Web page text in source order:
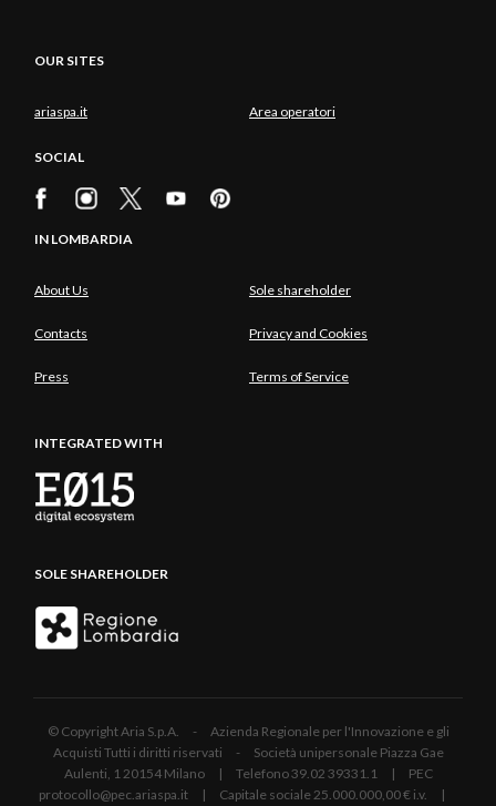
OUR SITES
ariaspa.it Area operatori
SOCIAL
IN LOMBARDIA
About Us Sole shareholder
Contacts Privacy and Cookies
Press Terms of Service
INTEGRATED WITH
SOLE SHAREHOLDER
© Copyright Aria S.p.A. - Azienda Regionale per l'Innovazione e gli
Acquisti Tutti i diritti riservati - Società unipersonale Piazza Gae
Aulenti, 1 20154 Milano | Telefono 39.02 39331.1 | PEC
protocollo@pec.ariaspa.it | Capitale sociale 25.000.000,00 € i.v. |